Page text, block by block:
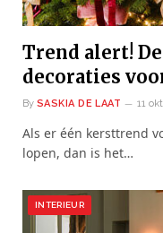
Trend alert!
decoraties
By SASKIA DE LAAT 11
Als er één kersttrend
lopen, dan is het…
INTERIEUR